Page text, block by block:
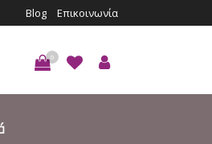
Blog Επικοινωνία
0